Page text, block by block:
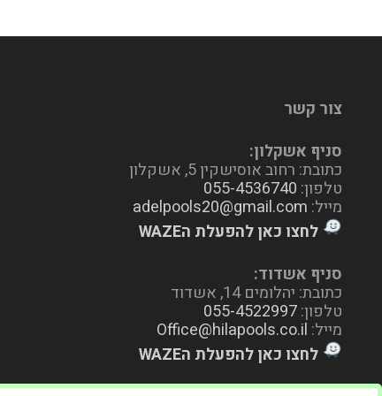
צור קשר
סניף אשקלון:
כתובת: רחוב אוסישקין 5, אשקלון
טלפון: 055-4536740
מייל: adelpools20@gmail.com
לחצו כאן להפעלת הWAZE
סניף אשדוד:
כתובת: יהלומים 14, אשדוד
טלפון:055-4522997
מייל: Office@hilapools.co.il
לחצו כאן להפעלת הWAZE